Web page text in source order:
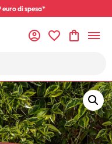
di spesa*